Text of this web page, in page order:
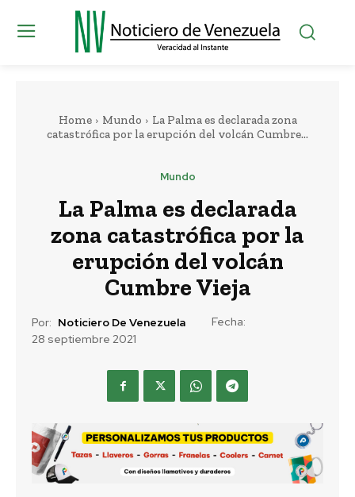
Home Mundo
La Palma es declarada zona
catastrófica por la erupción del volcán Cumbre...
Mundo
La Palma es declarada
zona catastrófica por la
erupción del volcán
Cumbre Vieja
Por: Noticiero De Venezuela
Fecha:
28 septiembre 2021